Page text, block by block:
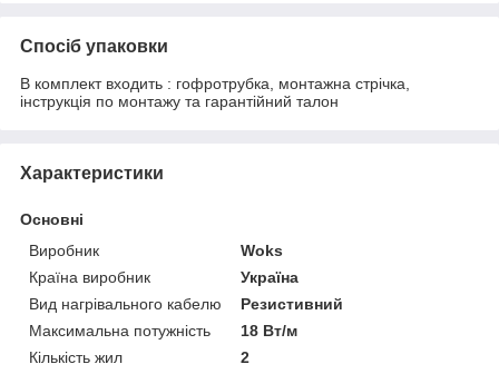
Спосіб упаковки
В комплект входить : гофротрубка, монтажна стрічка,
інструкція по монтажу та гарантійний талон
Характеристики
Основні
Виробник
Woks
Країна виробник
Україна
Вид нагрівального кабелю
Резистивний
Максимальна потужність
18 Вт/м
Кількість жил
2